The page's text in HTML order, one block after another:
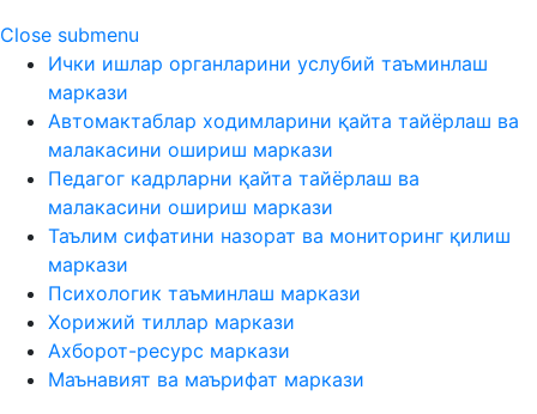
Close submenu
Ички ишлар органларини услубий таъминлаш
маркази
Автомактаблар ходимларини қайта тайёрлаш ва
малакасини ошириш маркази
Педагог кадрларни қайта тайёрлаш ва
малакасини ошириш маркази
Таълим сифатини назорат ва мониторинг қилиш
маркази
Психологик таъминлаш маркази
Хорижий тиллар маркази
Ахборот-ресурс маркази
Маънавият ва маърифат маркази